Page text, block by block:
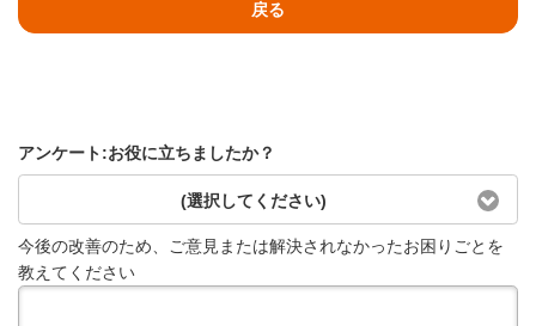
戻る
アンケート:お役に立ちましたか？
(選択してください)
今後の改善のため、ご意見または解決されなかったお困りごとを
教えてください